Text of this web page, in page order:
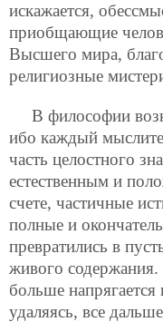
искажается,
приобщающие
Высшего мира,
религиозные
В философии
ибо каждый
часть целостного
естественным и
счете, частичные
полные и
превратились в
живого
больше
удаляясь, все